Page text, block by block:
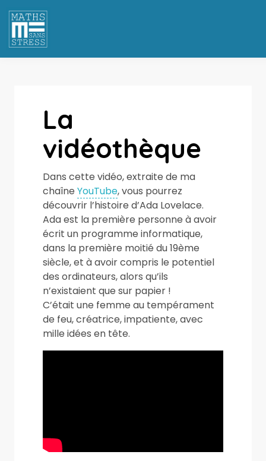
La
vidéothèque
Dans cette vidéo, extraite de ma
chaîne YouTube, vous pourrez
découvrir l’histoire d’Ada Lovelace.
Ada est la première personne à avoir
écrit un programme informatique,
dans la première moitié du 19ème
siècle, et à avoir compris le potentiel
des ordinateurs, alors qu’ils
n’existaient que sur papier !
C’était une femme au tempérament
de feu, créatrice, impatiente, avec
mille idées en tête.